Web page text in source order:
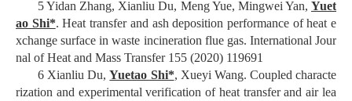
5 Yidan Zhang, Xianliu Du, Meng Yue, Mingwei Yan, Yuet
ao Shi*. Heat transfer and ash deposition performance of heat e
xchange surface in waste incineration flue gas. International Jour
nal of Heat and Mass Transfer 155 (2020) 119691
6 Xianliu Du,Yuetao Shi*, Xueyi Wang. Coupled characte
rization and experimental verification of heat transfer and air lea